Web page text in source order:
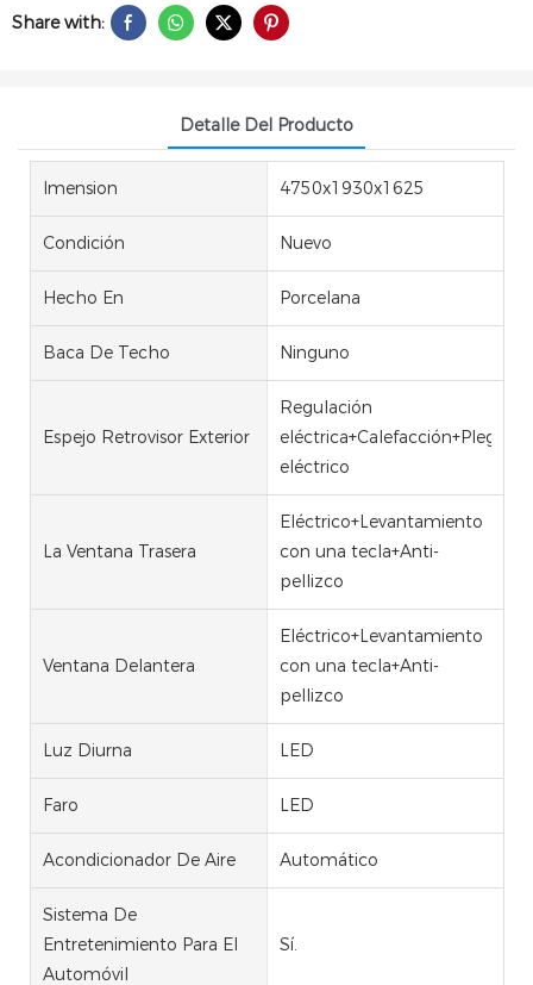
Share with:
Detalle Del Producto
Imension 4750x1930x1625
Condición Nuevo
Hecho En Porcelana
Baca De Techo Ninguno
Espejo Retrovisor Exterior
Regulación
eléctrica+Calefacción+Plegado
eléctrico
La Ventana Trasera
Eléctrico+Levantamiento
con una tecla+Anti-
pellizco
Ventana Delantera
Eléctrico+Levantamiento
con una tecla+Anti-
pellizco
Luz Diurna LED
Faro LED
Acondicionador De Aire Automático
Sistema De
Entretenimiento Para El
Automóvil
Sí.